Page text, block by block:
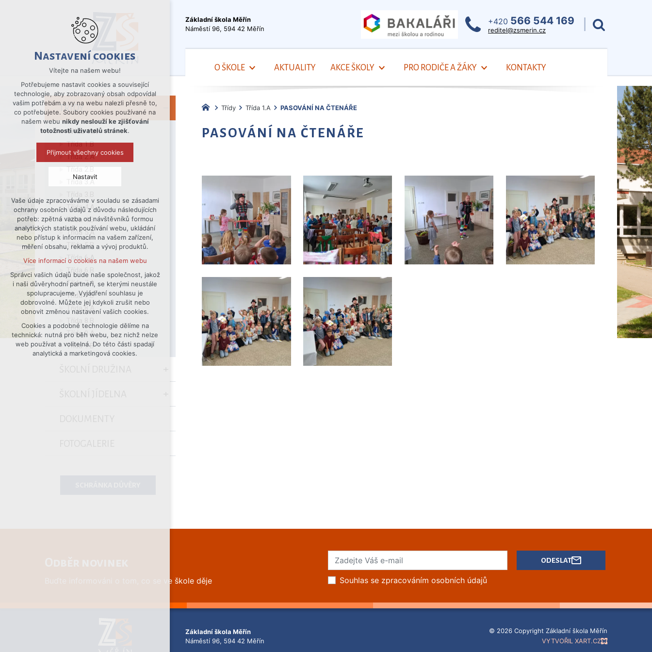
Základní škola Měřín
Náměstí 96, 594 42 Měřín
+420 566 544 169
reditel@zsmerin.cz
O ŠKOLE AKTUALITY AKCE ŠKOLY PRO RODIČE A ŽÁKY KONTAKTY
TŘÍDY
Třída 1.A
Třída 1.B
Třída 2.A
Třída 2.B
Třída 3.A
Třída 4.A
Třída 4.B
Třída 5.A
Třída 5.B
Třída 6.A
Třída 6.B
Třída 7.A
Třída 7.B
Třída 8.A
Třída 9.A
Třída 9.B
Třídy Třída 1.A PASOVÁNÍ NA ČTENÁŘE
PASOVÁNÍ NA ČTENÁŘE
Buďte informováni o tom, co se ve škole děje Souhlas se zpracováním osobních údajů
ODESLAT
Základní škola Měřín
Náměstí 96, 594 42 Měřín
© 2026 Copyright Základní škola Měřín
VYTVOŘIL XART.CZ
Nastavení cookies
Vítejte na našem webu!
Potřebujeme nastavit cookies a související
technologie, aby zobrazovaný obsah odpovídal
vašim potřebám a vy na webu nalezli přesně to,
co potřebujete. Soubory cookies používané na
našem webu nikdy neslouží ke zjišťování
totožnosti uživatelů stránek.
Přijmout všechny cookies
Nastavit
Technická cookies
nutná pro provozování webu
udržení kontextu stránek (session):
případná přihlášení, volby jazyka, apod.
Volitelná cookies
analytická pro anonymizované
vyhodnocení návštěvnosti
marketingová cookies (Google)
Více informací o cookies na našem webu
Přijmout všechny cookies
Odmítnout vše
Vaše údaje zpracováváme v souladu se zásadami
ochrany osobních údajů z důvodu následujících
potřeb: zpětná vazba od návštěvníků formou
analytických statistik používání webu, ukládání
nebo přístup k informacím na vašem zařízení,
měření obsahu, reklama a vývoj produktů.
Více informací o cookies na našem webu
Správci vašich údajů bude naše společnost, jakož
i naši důvěryhodní partneři, se kterými neustále
spolupracujeme. Vyjádření souhlasu je
dobrovolné. Můžete jej kdykoli zrušit nebo
obnovit změnou nastavení vašich cookies.
Cookies a podobné technologie dělíme na
technická: nutná pro běh webu, bez nichž nelze
web používat a volitelná. Do této části spadají
analytická a marketingová cookies.